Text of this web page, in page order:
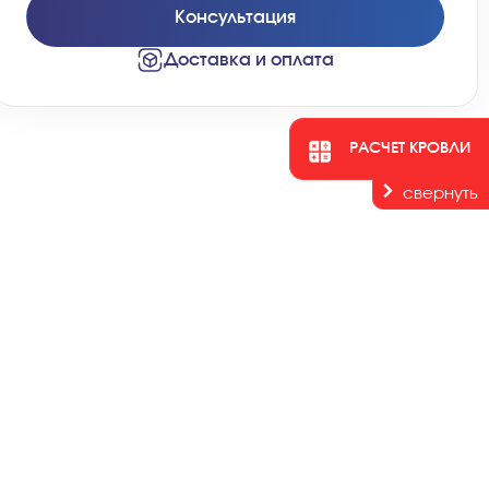
РАСЧЕТ КРОВЛИ
свернуть
Консультация
Доставка и оплата